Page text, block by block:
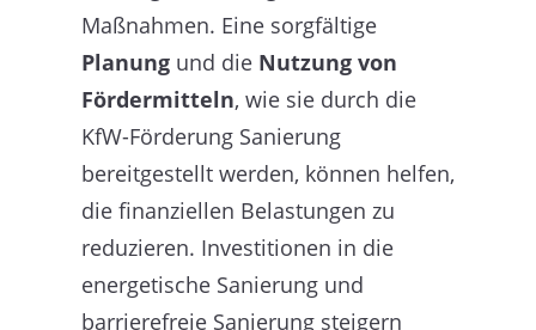
Maßnahmen. Eine sorgfältige
Planung und die Nutzung von
Fördermitteln, wie sie durch die
KfW-Förderung Sanierung
bereitgestellt werden, können helfen,
die finanziellen Belastungen zu
reduzieren. Investitionen in die
energetische Sanierung und
barrierefreie Sanierung steigern